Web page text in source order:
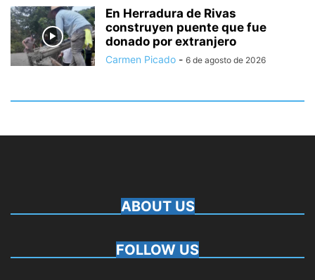
En Herradura de Rivas
construyen puente que fue
donado por extranjero
Carmen Picado - 6 de agosto de 2026
ABOUT US
FOLLOW US